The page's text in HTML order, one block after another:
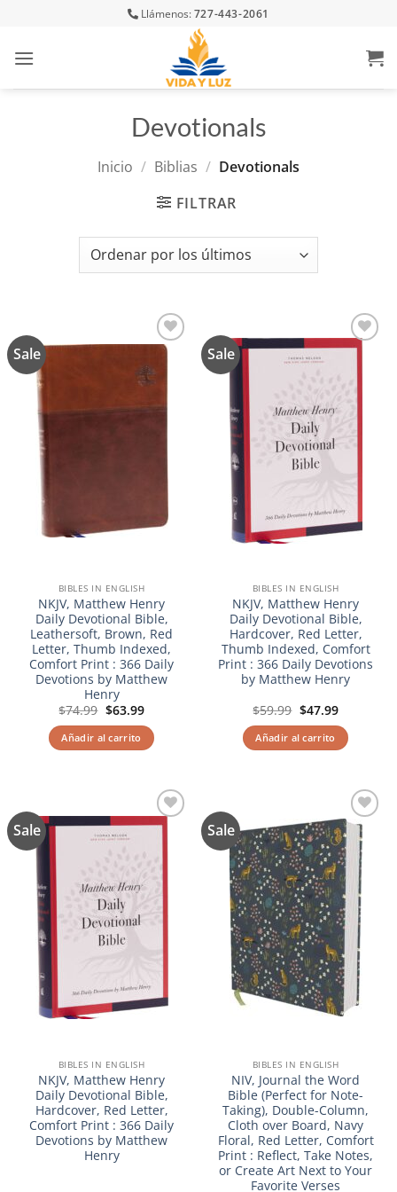
content
Llámenos:727-443-2061
Devotionals
Inicio / Biblias / Devotionals
FILTRAR
Sale
Añadir
lista de
BIBLES IN ENGLISH
NKJV, Matthew Henry
Daily Devotional Bible,
Leathersoft, Brown, Red
Letter, Thumb Indexed,
Comfort Print : 366 Daily
Devotions by Matthew
Henry
$74.99 El
original
era:
$74.99.
$63.99El
actual
es:
$63.99.
Añadir al carrito
Sale
Añadir
BIBLES IN ENGLISH
NKJV, Matthew Henry
Daily Devotional Bible,
Hardcover, Red Letter,
Thumb Indexed, Comfort
Print : 366 Daily Devotions
by Matthew Henry
$59.99 El
original
era:
$59.99.
$47.99El
actual
es:
$47.99.
Añadir al carrito
Sale
Añadir
deseos
BIBLES IN ENGLISH
NKJV, Matthew Henry
Daily Devotional Bible,
Hardcover, Red Letter,
Comfort Print : 366 Daily
Devotions by Matthew
Henry
Sale
Añadir
a la
lista de
deseos
BIBLES IN ENGLISH
NIV, Journal the Word
Bible (Perfect for Note-
Taking), Double-Column,
Cloth over Board, Navy
Floral, Red Letter, Comfort
Print : Reflect, Take Notes,
or Create Art Next to Your
Favorite Verses